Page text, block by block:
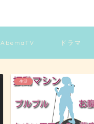
AbemaTV ドラマ
生活